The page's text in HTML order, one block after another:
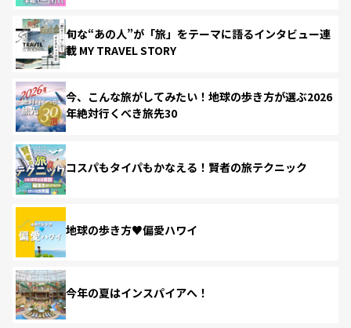
旬な“あの人”が「旅」をテーマに語るインタビュー連
載 MY TRAVEL STORY
今、こんな旅がしてみたい！地球の歩き方が選ぶ2026
年絶対行くべき旅先30
コスパもタイパもかなえる！賢者の旅テクニック
地球の歩き方♥偏愛ハワイ
今年の夏はインスパイアへ！